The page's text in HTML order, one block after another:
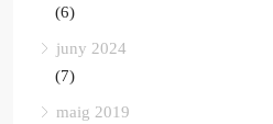
(6)
juny 2024
(7)
maig 2019